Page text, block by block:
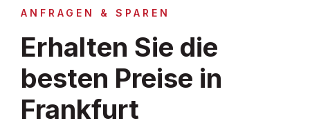
ANFRAGEN & SPAREN
Erhalten Sie die
besten Preise in
Frankfurt